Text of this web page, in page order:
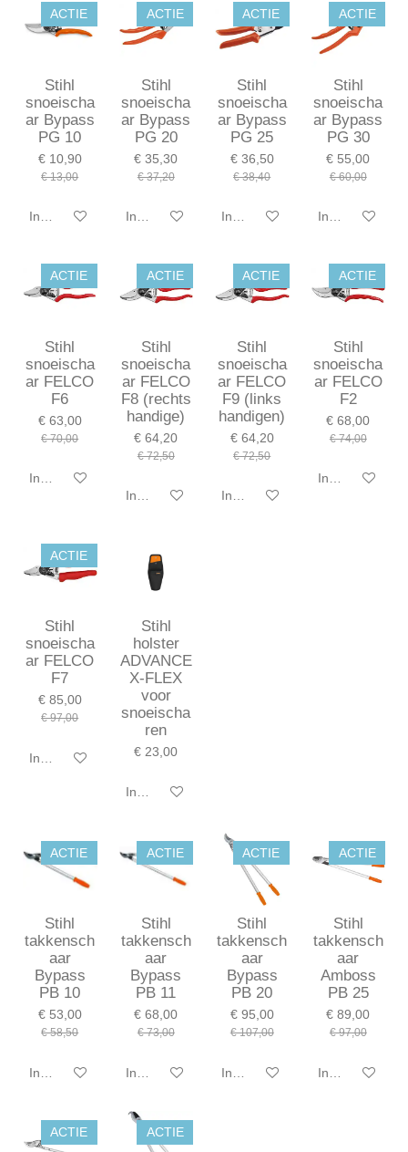
ACTIE
Stihl
snoeischa
ar Bypass
PG 10
€ 10,90
€ 13,00
In winkelwagen
ACTIE
Stihl
snoeischa
ar Bypass
PG 20
€ 35,30
€ 37,20
In winkelwagen
ACTIE
Stihl
snoeischa
ar Bypass
PG 25
€ 36,50
€ 38,40
In winkelwagen
ACTIE
Stihl
snoeischa
ar Bypass
PG 30
€ 55,00
€ 60,00
In winkelwagen
ACTIE
Stihl
snoeischa
ar FELCO
F6
€ 63,00
€ 70,00
In winkelwagen
ACTIE
Stihl
snoeischa
ar FELCO
F8 (rechts
handige)
€ 64,20
€ 72,50
In winkelwagen
ACTIE
Stihl
snoeischa
ar FELCO
F9 (links
handigen)
€ 64,20
€ 72,50
In winkelwagen
ACTIE
Stihl
snoeischa
ar FELCO
F2
€ 68,00
€ 74,00
In winkelwagen
ACTIE
Stihl
snoeischa
ar FELCO
F7
€ 85,00
€ 97,00
In winkelwagen
Stihl
holster
ADVANCE
X-FLEX
voor
snoeischa
ren
€ 23,00
In winkelwagen
ACTIE
Stihl
takkensch
aar
Bypass
PB 10
€ 53,00
€ 58,50
In winkelwagen
ACTIE
Stihl
takkensch
aar
Bypass
PB 11
€ 68,00
€ 73,00
In winkelwagen
ACTIE
Stihl
takkensch
aar
Bypass
PB 20
€ 95,00
€ 107,00
In winkelwagen
ACTIE
Stihl
takkensch
aar
Amboss
PB 25
€ 89,00
€ 97,00
In winkelwagen
ACTIE ACTIE